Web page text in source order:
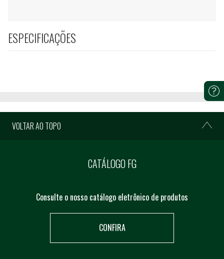
ESPECIFICAÇÕES
VOLTAR AO TOPO
CATÁLOGO FG
Consulte o nosso catálogo eletrônico de produtos
CONFIRA